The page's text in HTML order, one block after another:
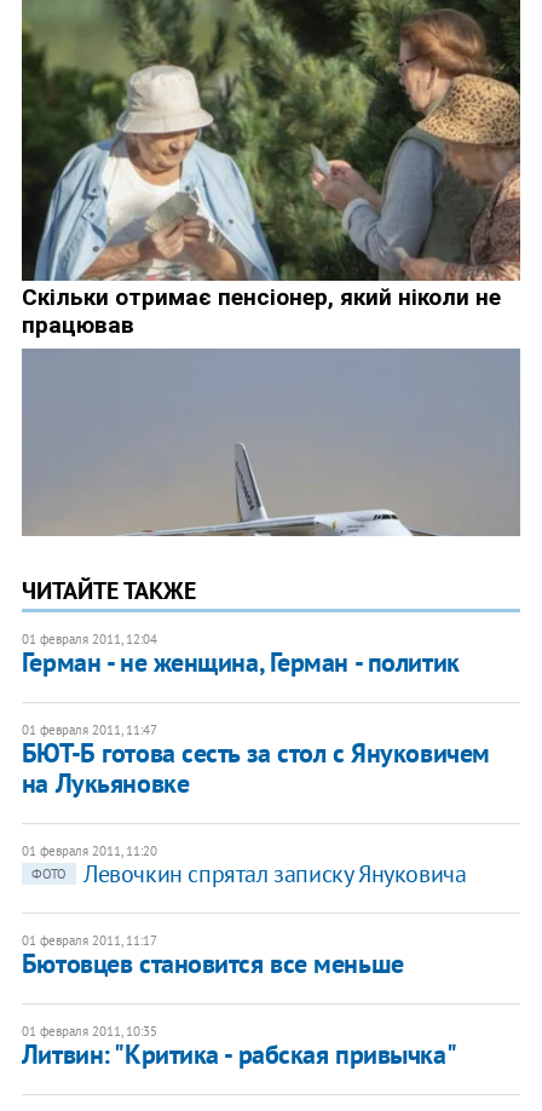
ЧИТАЙТЕ ТАКЖЕ
01 февраля 2011, 12:04
Герман - не женщина, Герман - политик
01 февраля 2011, 11:47
БЮТ-Б готова сесть за стол с Януковичем
на Лукьяновке
01 февраля 2011, 11:20
ФОТО
Левочкин спрятал записку Януковича
01 февраля 2011, 11:17
Бютовцев становится все меньше
01 февраля 2011, 10:35
Литвин: "Критика - рабская привычка"